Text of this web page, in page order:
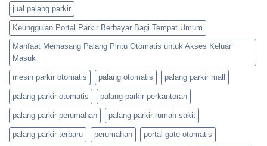
jual palang parkir
Keunggulan Portal Parkir Berbayar Bagi Tempat Umum
Manfaat Memasang Palang Pintu Otomatis untuk Akses Keluar
Masuk
mesin parkir otomatis palang otomatis palang parkir mall
palang parkir otomatis palang parkir perkantoran
palang parkir perumahan palang parkir rumah sakit
palang parkir terbaru perumahan portal gate otomatis